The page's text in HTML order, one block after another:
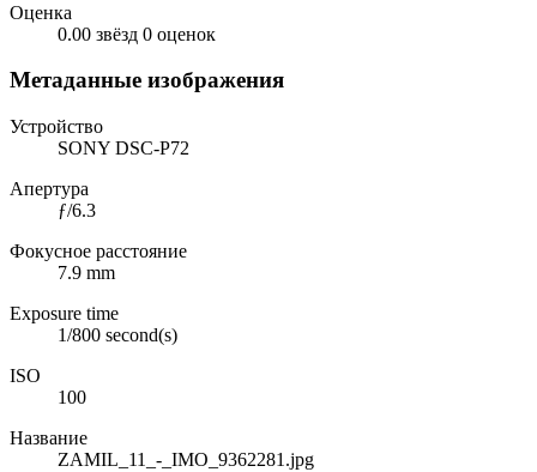
Оценка
0.00 звёзд 0 оценок
Метаданные изображения
Устройство
SONY DSC-P72
Апертура
ƒ/6.3
Фокусное расстояние
7.9 mm
Exposure time
1/800 second(s)
ISO
100
Название
ZAMIL_11_-_IMO_9362281.jpg